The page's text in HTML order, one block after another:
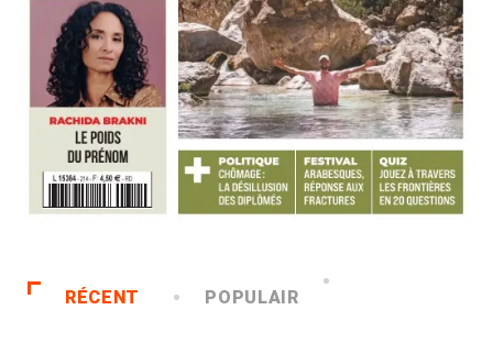
RÉCENT POPULAIR